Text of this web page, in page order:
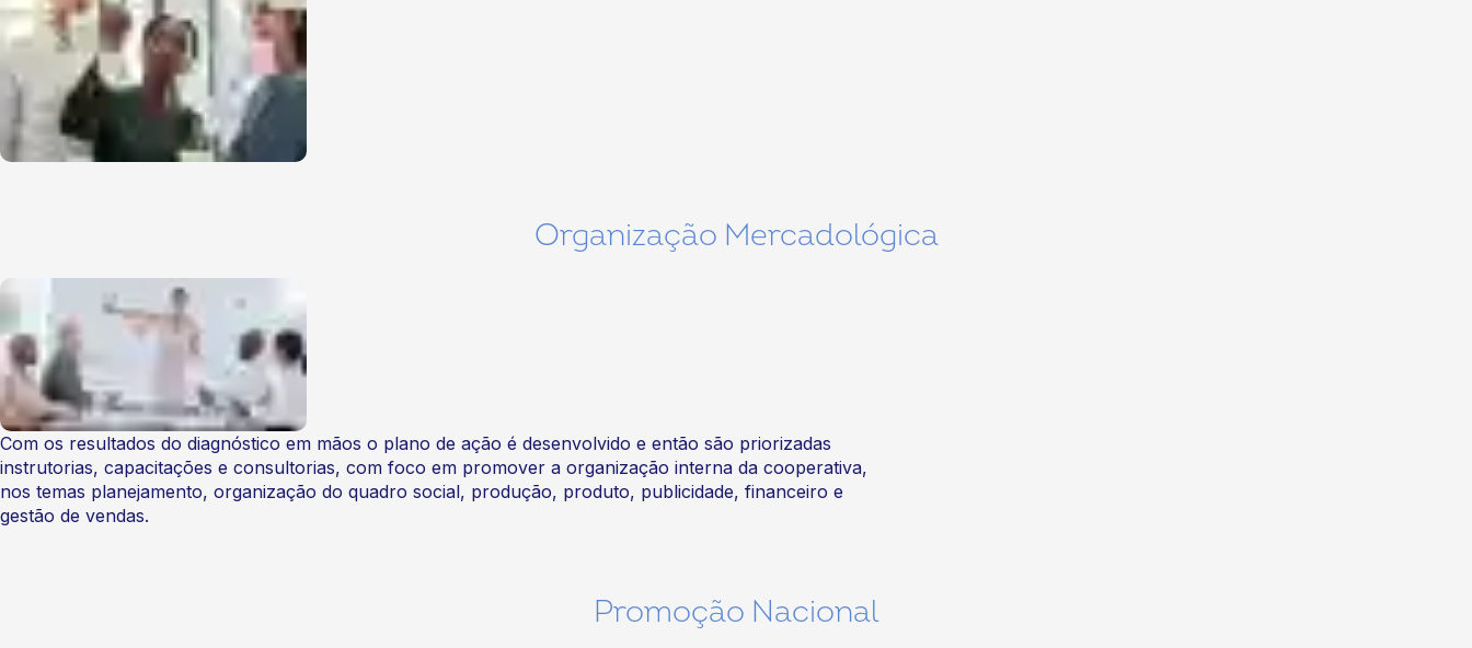
Organização Mercadológica
Com os resultados do diagnóstico em mãos o plano de ação é desenvolvido e então são priorizadas
instrutorias, capacitações e consultorias, com foco em promover a organização interna da cooperativa,
nos temas planejamento, organização do quadro social, produção, produto, publicidade, financeiro e
gestão de vendas.
Promoção Nacional